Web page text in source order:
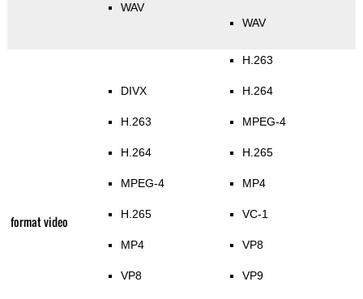
WAV
WAV
format video
DIVX
H.263
H.264
MPEG-4
H.265
MP4
VP8
H.263
H.264
MPEG-4
H.265
MP4
VC-1
VP8
VP9